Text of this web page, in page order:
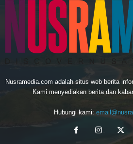
Nusramedia.com adalah situs web berita
Kami menyediakan berita dan
Hubungi kami: